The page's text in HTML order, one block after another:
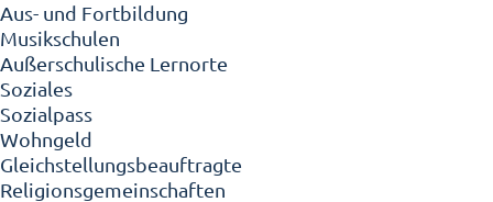
Aus- und Fortbildung
Musikschulen
Außerschulische Lernorte
Soziales
Sozialpass
Wohngeld
Gleichstellungsbeauftragte
Religionsgemeinschaften